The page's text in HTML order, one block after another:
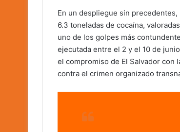
En un despliegue sin
6.3 toneladas de cocaína,
uno de los golpes más
ejecutada entre el 2 y el 10 de
el compromiso de El Salvador con
contra el crimen organizado